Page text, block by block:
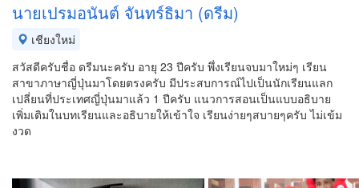
นายเปรมอนันต์ จันทร์ธิมา (ดรีม)
เชียงใหม่
สวัสดีครับชื่อ ดรีมนะครับ อายุ 23 ปีครับ พึ่งเรียนจบมาใหม่ๆ เรียน
สาขาภาษาญี่ปุ่นมาโดยตรงครับ มีประสบการณ์ไปเป็นนักเรียนแลก
เปลี่ยนที่ประเทศญี่ปุ่นมาแล้ว 1 ปีครับ แนวการสอนเป็นแบบอธิบาย
เพิ่มเติมในบทเรียนและอธิบายให้เข้าใจ เรียนง่ายๆสบายๆครับ ไม่เข้ม
งวด